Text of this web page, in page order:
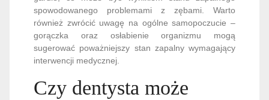
spowodowanego problemami z zębami. Warto
również zwrócić uwagę na ogólne samopoczucie –
gorączka oraz osłabienie organizmu mogą
sugerować poważniejszy stan zapalny wymagający
interwencji medycznej.
Czy dentysta może